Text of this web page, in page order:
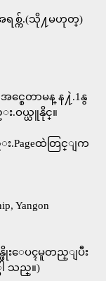
အရစ္က်.(သို႔မဟုတ္)
အင္စေတာမန္ န႔ဲ.​1နွ
.ဝယ္ယူနိုင္။
.Pageထဲတြင္ျက
Yangon
န္ဖိုးေပၚမူတည္ျပီး
သည္။)